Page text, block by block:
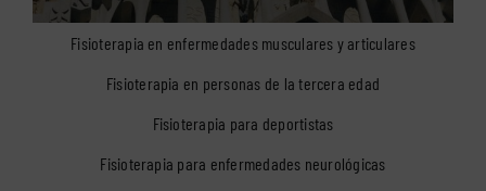
Fisioterapia en enfermedades musculares y articulares
Fisioterapia en personas de la tercera edad
Fisioterapia para deportistas
Fisioterapia para enfermedades neurológicas